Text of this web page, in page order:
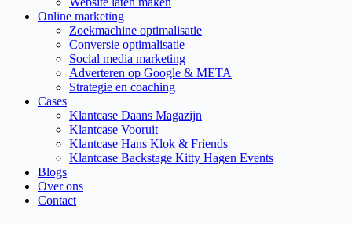
Online marketing
Zoekmachine optimalisatie
Conversie optimalisatie
Social media marketing
Adverteren op Google & META
Strategie en coaching
Cases
Klantcase Daans Magazijn
Klantcase Vooruit
Klantcase Hans Klok & Friends
Klantcase Backstage Kitty Hagen Events
Blogs
Over ons
Contact